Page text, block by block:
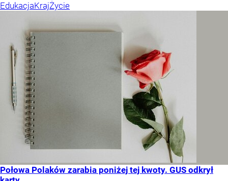
EdukacjaKrajŻycie
Połowa Polaków zarabia poniżej tej kwoty. GUS odkrył